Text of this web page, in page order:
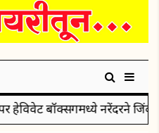
हेविवेट बॉक्सिंगमध्ये नरेंदरने जिंकले